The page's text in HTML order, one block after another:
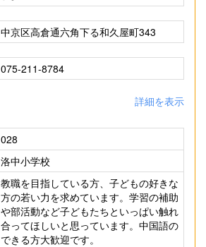
中京区高倉通六角下る和久屋町343
075-211-8784
詳細を表示
028
洛中小学校
教職を目指している方、子どもの好きな
方の若い力を求めています。学習の補助
や部活動など子どもたちといっぱい触れ
合ってほしいと思っています。中国語の
できる方大歓迎です。